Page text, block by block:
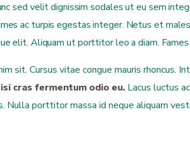
sed velit dignissim sodales ut eu sem
ac turpis egestas integer. Netus et
elit. Aliquam ut porttitor leo a diam.
sit. Cursus vitae congue mauris
cras fermentum odio eu. Lacus luctus
porttitor massa id neque aliquam